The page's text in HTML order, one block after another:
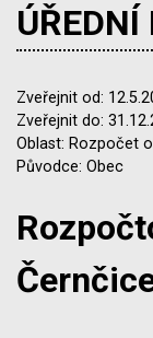
ÚŘEDNÍ
Zveřejnit od:
Zveřejnit do:
Oblast: Rozpočet
Původce: Obec